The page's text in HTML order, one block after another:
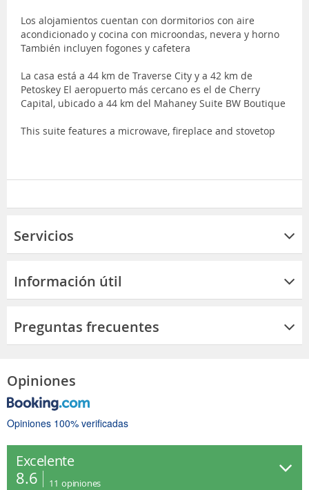
Los alojamientos cuentan con dormitorios con aire
acondicionado y cocina con microondas, nevera y horno
También incluyen fogones y cafetera
La casa está a 44 km de Traverse City y a 42 km de
Petoskey El aeropuerto más cercano es el de Cherry
Capital, ubicado a 44 km del Mahaney Suite BW Boutique
This suite features a microwave, fireplace and stovetop
Servicios
Información útil
Preguntas frecuentes
Opiniones
Opiniones 100% verificadas
Excelente
8.6 11 opiniones